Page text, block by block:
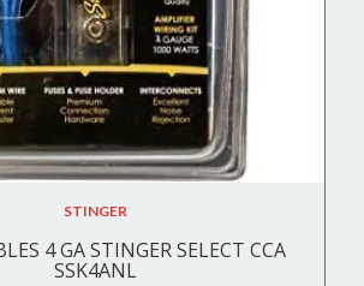
STINGER
4 GA STINGER SELECT CCA
SSK4ANL